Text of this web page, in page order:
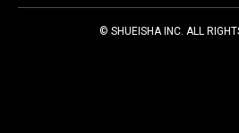
© SHUEISHA INC. ALL